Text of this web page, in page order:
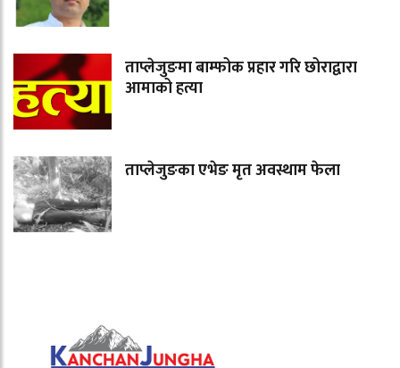
ताप्लेजुङमा बाम्फोक प्रहार गरि छोराद्वारा
आमाको हत्या
ताप्लेजुङका एभेङ मृत अवस्थाम फेला